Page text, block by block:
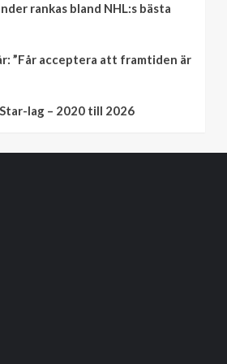
rankas bland NHL:s bästa
”Får acceptera att framtiden är
lag – 2020 till 2026